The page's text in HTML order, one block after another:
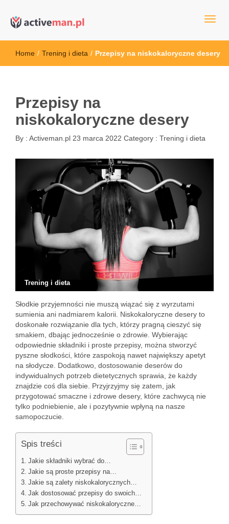
active man – sprzęt sportowy
sportowym
Home / Trening i dieta / Przepisy na niskokaloryczne desery
Przepisy na
niskokaloryczne desery
By : Activeman.pl 23 marca 2022 Category : Trening i dieta
Trening i dieta
Słodkie przyjemności nie muszą wiązać się z wyrzutami
sumienia ani nadmiarem kalorii. Niskokaloryczne desery to
doskonałe rozwiązanie dla tych, którzy pragną cieszyć się
smakiem, dbając jednocześnie o zdrowie. Wybierając
odpowiednie składniki i proste przepisy, można stworzyć
pyszne słodkości, które zaspokoją nawet największy apetyt
na słodycze. Dodatkowo, dostosowanie deserów do
indywidualnych potrzeb dietetycznych sprawia, że każdy
znajdzie coś dla siebie. Przyjrzyjmy się zatem, jak
przygotować smaczne i zdrowe desery, które zachwycą nie
tylko podniebienie, ale i pozytywnie wpłyną na nasze
samopoczucie.
Spis treści
Jakie składniki wybrać do…
Jakie są proste przepisy na…
Jakie są zalety niskokalorycznych…
Jak dostosować przepisy do swoich…
Jak przechowywać niskokaloryczne…